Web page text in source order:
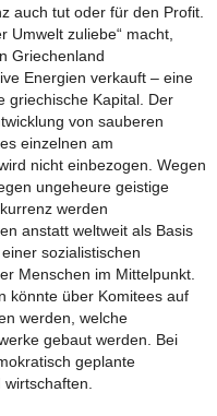
auch tut oder für den Profit.
Umwelt zuliebe“ macht,
Griechenland
Energien verkauft – eine
griechische Kapital. Der
von sauberen
einzelnen am
nicht einbezogen. Wegen
ungeheure geistige
werden
anstatt weltweit als Basis
sozialistischen
Menschen im Mittelpunkt.
könnte über Komitees auf
werden, welche
gebaut werden. Bei
geplante